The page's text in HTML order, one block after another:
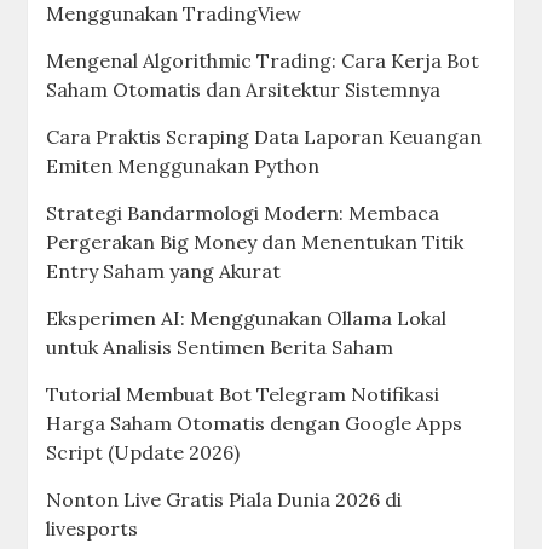
Menggunakan TradingView
Mengenal Algorithmic Trading: Cara Kerja Bot
Saham Otomatis dan Arsitektur Sistemnya
Cara Praktis Scraping Data Laporan Keuangan
Emiten Menggunakan Python
Strategi Bandarmologi Modern: Membaca
Pergerakan Big Money dan Menentukan Titik
Entry Saham yang Akurat
Eksperimen AI: Menggunakan Ollama Lokal
untuk Analisis Sentimen Berita Saham
Tutorial Membuat Bot Telegram Notifikasi
Harga Saham Otomatis dengan Google Apps
Script (Update 2026)
Nonton Live Gratis Piala Dunia 2026 di
livesports